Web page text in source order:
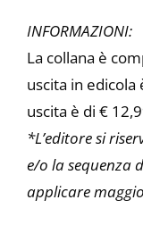
INFORMAZIONI:
La collana è
uscita in edicola
uscita è di €
*L’editore si
e/o la sequenza
applicare